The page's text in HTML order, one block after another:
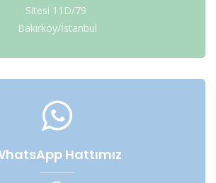
Sitesi 11D/79
Bakırköy/İstanbul
Hattımız